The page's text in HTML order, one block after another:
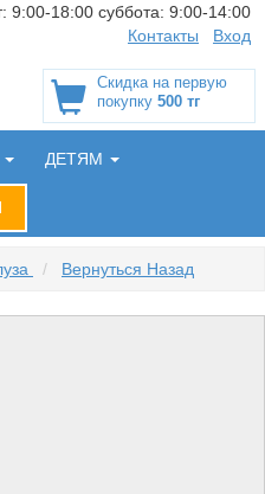
9:00-18:00 суббота: 9:00-14:00
Контакты
Вход
Скидка на первую
покупку 500 тг
ДЕТЯМ
/ Вернуться Назад